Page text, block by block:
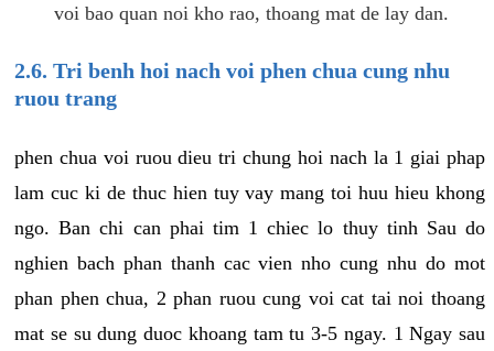
voi bao quan noi kho rao, thoang mat de lay dan.
2.6. Tri benh hoi nach voi phen chua cung nhu
ruou trang
phen chua voi ruou dieu tri chung hoi nach la 1 giai phap
lam cuc ki de thuc hien tuy vay mang toi huu hieu khong
ngo. Ban chi can phai tim 1 chiec lo thuy tinh Sau do
nghien bach phan thanh cac vien nho cung nhu do mot
phan phen chua, 2 phan ruou cung voi cat tai noi thoang
mat se su dung duoc khoang tam tu 3-5 ngay. 1 Ngay sau